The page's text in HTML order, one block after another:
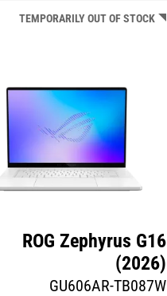
TEMPORARILY OUT OF STOCK
ROG Zephyrus G16
(2026)
GU606AR-TB087W